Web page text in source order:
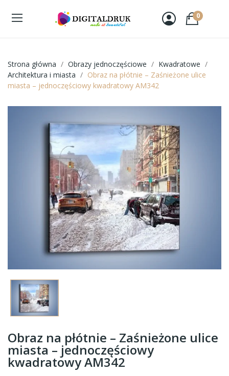
0
Strona główna Obrazy jednoczęściowe
Kwadratowe
Architektura i miasta
Obraz na płótnie – Zaśnieżone ulice
miasta – jednoczęściowy kwadratowy AM342
Obraz na płótnie – Zaśnieżone ulice
miasta – jednoczęściowy
kwadratowy AM342